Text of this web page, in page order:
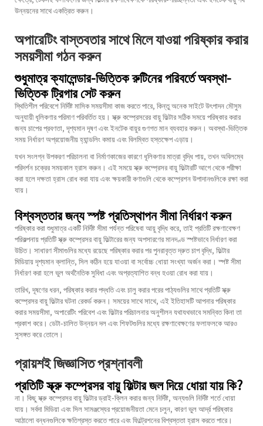
উন্নয়নের সাথে একত্রিত করুন।
অপারেটিং বাস্তবতার সাথে মিলে যাওয়া পরিষ্কার করার
সময়সীমা গঠন করুন
শুধুমাত্র ক্যালেন্ডার-ভিত্তিক রুটিনের পরিবর্তে অবস্থা-
ভিত্তিক ট্রিগার সেট করুন
স্থিতিশীল পরিবেশে নির্দিষ্ট মাসিক সময়সীমা কাজ করতে পারে, কিন্তু অনেক সাইটে উৎপাদন মৌসুম
অনুযায়ী ধূলিকণার পরিমাণ পরিবর্তিত হয়। স্ক্রু কম্প্রেসরের বায়ু ফিল্টার সঠিক সময়ে পরিষ্কার করার
জন্য চাপের প্রবণতা, দৃশ্যমান দূষণ এবং ইনটেক বায়ুর গুণগত মান ব্যবহার করুন। অবস্থা-ভিত্তিক
সময় নির্ধারণ অপ্রয়োজনীয় হ্যান্ডলিং কমায় এবং বিলম্বিত হস্তক্ষেপ এড়ায়।
যখন সংলগ্ন উপকরণ পরিচালনা বা নির্মাণকাজের কারণে ধূলিকণার মাত্রা বৃদ্ধি পায়, তখন অবিলম্বে
পরিদর্শন চক্রের সময়কাল হ্রাস করুন। এই সময়ে স্ক্রু কম্প্রেসর বায়ু ফিল্টারটি আগে থেকে পরীক্ষা
করা হলে দক্ষতা হ্রাস রোধ করা যায় এবং ক্ষয়কারী কণাগুলি থেকে কম্প্রেশন উপাদানগুলিকে রক্ষা করা
যায়।
বিশ্বস্ততার জন্য স্পষ্ট প্রতিস্থাপন সীমা নির্ধারণ করুন
পরিষ্কার করা শুধুমাত্র একটি নির্দিষ্ট সীমা পর্যন্ত পরিষেবা আয়ু বৃদ্ধি করে, তাই প্রতিটি রক্ষণাবেক্ষণ
পরিকল্পনায় প্রতিটি স্ক্রু কম্প্রেসর বায়ু ফিল্টারের জন্য অপসারণের মানদণ্ড স্পষ্টভাবে নির্ধারণ করা
উচিত। সাধারণ সীমাগুলির মধ্যে রয়েছে পরিষ্কার করার পর পুনরাবৃত্ত দ্রুত চাপ বৃদ্ধি, ফিল্টার
মিডিয়ায় দৃশ্যমান ক্লান্তি, সিল কঠিন হয়ে যাওয়া বা সর্বোচ্চ ধোয়া সংখ্যা অর্জন করা। স্পষ্ট সীমা
নির্ধারণ করা হলে ভুল অর্থনৈতিক সুবিধা এবং অপ্রত্যাশিত বন্ধ হওয়া রোধ করা যায়।
তারিখ, দূষণের ধরন, পরিষ্কার করার পদ্ধতি এবং চালু করার পরের পাঠ্যগুলির সাথে প্রতিটি স্ক্রু
কম্প্রেসর বায়ু ফিল্টার ঘটনা রেকর্ড করুন। সময়ের সাথে সাথে, এই ইতিহাসটি আপনার পরিষ্কার
করার সময়সীমা, অপারেটিং পরিবেশ এবং ফিল্টার পরিচালনার অনুশীলন যথাযথভাবে সমন্বিত কিনা তা
প্রকাশ করে। ডেটা-চালিত উন্নয়ন দল এবং শিফটগুলির মধ্যে রক্ষণাবেক্ষণের ফলাফলকে আরও
সুসঙ্গত করে তোলে।
প্রায়শই জিজ্ঞাসিত প্রশ্নাবলী
প্রতিটি স্ক্রু কম্প্রেসর বায়ু ফিল্টার জল দিয়ে ধোয়া যায় কি?
না। কিছু স্ক্রু কম্প্রেসর বায়ু ফিল্টার ড্রাই-ক্লিন করার জন্য নির্দিষ্ট, অন্যগুলি নির্দিষ্ট শর্তে ধোয়া
যায়। সর্বদা মিডিয়া এবং সিল সামঞ্জস্যের প্রয়োজনীয়তা মেনে চলুন, কারণ ভুল আর্দ্র পরিষ্কার
আঠালো বন্ধনগুলিকে ক্ষতিগ্রস্ত করতে পারে এবং ফিল্ট্রেশনের বিশ্বস্ততা হ্রাস করতে পারে।